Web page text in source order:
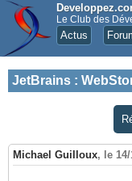
Le Club des
Actus
JetBrains :
Michael Guilloux, le